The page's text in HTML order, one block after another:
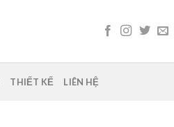
THIẾT KẾ LIÊN HỆ